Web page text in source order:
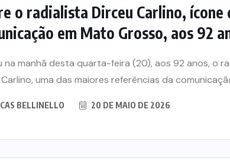
o radialista Dirceu Carlino, ícone
em Mato Grosso, aos 92
na manhã desta quarta-feira (20), aos 92 anos, o
uma das maiores referências da
BELLINELLO 20 DE MAIO DE 2026